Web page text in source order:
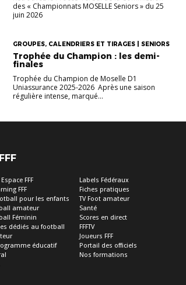
des « Championnats MOSELLE Seniors » du 25
juin 2026
GROUPES, CALENDRIERS ET TIRAGES | SENIORS
Trophée du Champion : les demi-
finales
Trophée du Champion de Moselle D1
Uniassurance 2025-2026 Après une saison
régulière intense, marqué...
FFF
FFF
pour les enfants
amateur
Féminin
dédiés au football
éducatif
Labels Fédéraux
Fiches pratiques
TV Foot amateur
Santé
Scores en direct
FFFTV
Joueurs FFF
Portail des officiels
Nos formations